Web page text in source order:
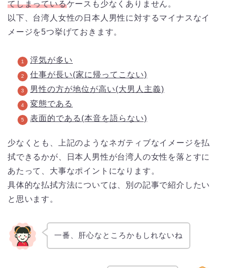
てしまっているケースも少なくありません。
以下、台湾人女性の日本人男性に対するマイナスなイ
メージを5つ挙げておきます。
浮気が多い
仕事が長い(家に帰ってこない)
男性の方が地位が高い(大男人主義)
変態である
表面的である(本音を語らない)
少なくとも、上記のようなネガティブなイメージを払
拭できるかが、日本人男性が台湾人の女性を落とすに
あたって、大事なポイントになります。
具体的な払拭方法については、別の記事で紹介したい
と思います。
一番、肝心なところかもしれないね